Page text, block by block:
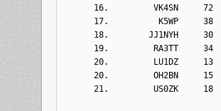
16.         VK4SN     72
17.          K5WP     38
18.        JJ1NYH     30
19.         RA3TT     34
20.         LU1DZ     13
20.         OH2BN     15
21.         US0ZK     18